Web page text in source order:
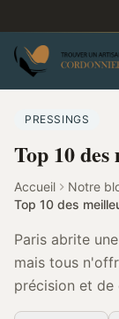
PRESSINGS
Top 10
Accueil Notre
Top 10 des
Paris abrite
mais tous
précision et de
boulevards,